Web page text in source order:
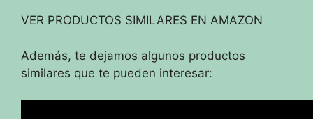
VER PRODUCTOS SIMILARES EN AMAZON
Además, te dejamos algunos productos
similares que te pueden interesar: